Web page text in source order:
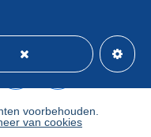
moeten deze
betalingsvoorwaarden
voorbehouden.
van cookies